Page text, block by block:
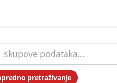
pretraživanje